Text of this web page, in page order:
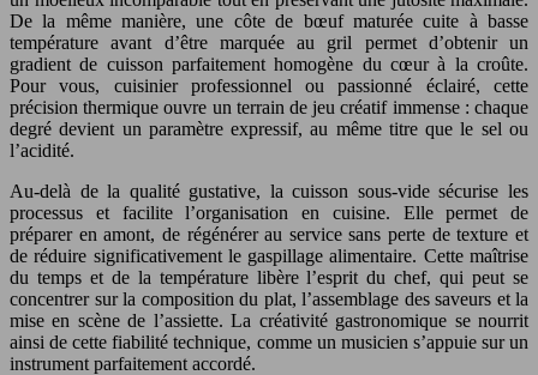
De la même manière, une côte de bœuf maturée cuite à basse
température avant d’être marquée au gril permet d’obtenir un
gradient de cuisson parfaitement homogène du cœur à la croûte.
Pour vous, cuisinier professionnel ou passionné éclairé, cette
précision thermique ouvre un terrain de jeu créatif immense : chaque
degré devient un paramètre expressif, au même titre que le sel ou
l’acidité.
Au-delà de la qualité gustative, la cuisson sous-vide sécurise les
processus et facilite l’organisation en cuisine. Elle permet de
préparer en amont, de régénérer au service sans perte de texture et
de réduire significativement le gaspillage alimentaire. Cette maîtrise
du temps et de la température libère l’esprit du chef, qui peut se
concentrer sur la composition du plat, l’assemblage des saveurs et la
mise en scène de l’assiette. La créativité gastronomique se nourrit
ainsi de cette fiabilité technique, comme un musicien s’appuie sur un
instrument parfaitement accordé.